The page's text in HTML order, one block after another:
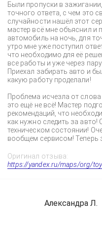
Были пропуски в
точного ответа, с чем это
случайности нашёл этот
мастер всё мне объяснил и
автомобиль на ночь, для
утро мне уже поступил
что необходимо для её
все работы и уже через
Приехал забирать авто и
какую работу проделали!
Проблема исчезла от
это ещё не всё! Мастер
рекомендаций, что
как нужно следить за
техническом состоянии!
вообщем сервисом! Теперь
Оригинал отзыва:
https://yandex.ru/maps/org/
Александра Л.